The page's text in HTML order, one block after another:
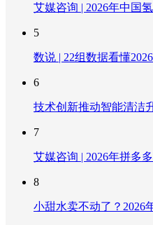
艾媒咨询 | 2026年中国
5
数说 | 22组数据看懂
6
技术创新推动智能清洁
7
艾媒咨询 | 2026年拼多
8
小甜水卖不动了？2026